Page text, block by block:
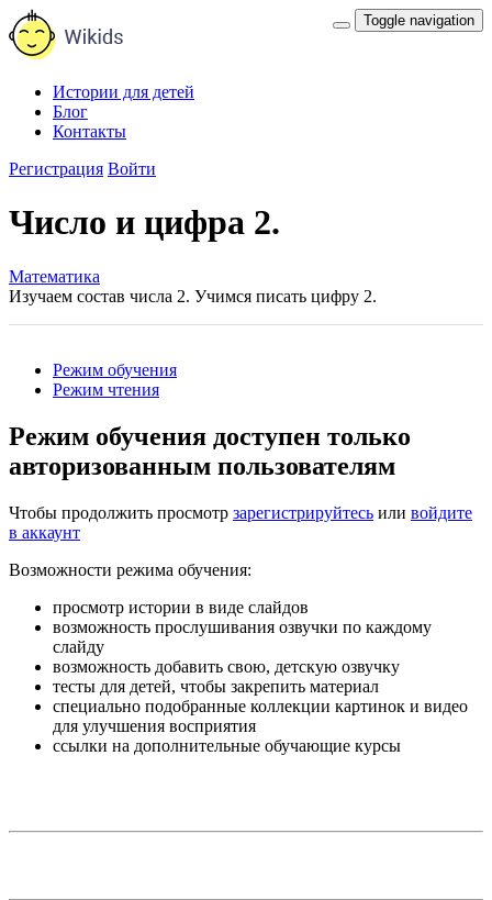
Toggle navigation
Истории для детей
Блог
Контакты
Регистрация Войти
Число и цифра 2.
Математика
Изучаем состав числа 2. Учимся писать цифру 2.
Режим обучения
Режим чтения
Режим обучения доступен только
авторизованным пользователям
Чтобы продолжить просмотр зарегистрируйтесь или войдите
в аккаунт
Возможности режима обучения:
просмотр истории в виде слайдов
возможность прослушивания озвучки по каждому
слайду
возможность добавить свою, детскую озвучку
тесты для детей, чтобы закрепить материал
специально подобранные коллекции картинок и видео
для улучшения восприятия
ссылки на дополнительные обучающие курсы